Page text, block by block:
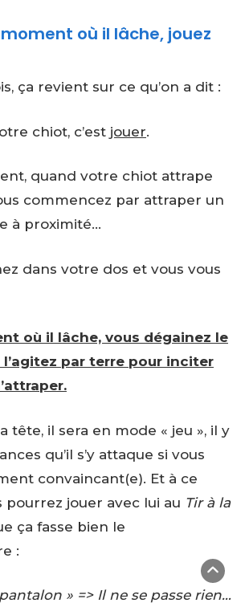
où il lâche, jouez
ça revient sur ce qu’on a dit :
chiot, c’est jouer.
quand votre chiot attrape
commencez par attraper un
à proximité…
dans votre dos et vous vous
où il lâche, vous dégainez le
par terre pour inciter
tête, il sera en mode « jeu », il y
qu’il s’y attaque si vous
convaincant(e). Et à ce
pourrez jouer avec lui au Tir à la
ça fasse bien le
:
» => Il ne se passe rien…